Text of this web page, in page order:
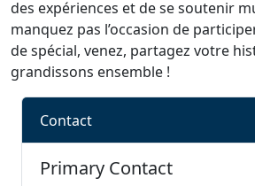
des expériences et de se soutenir
manquez pas l’occasion de
de spécial, venez, partagez votre
grandissons ensemble !
Contact
Primary Contact